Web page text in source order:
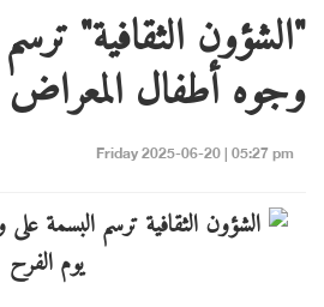
"الشؤون الثقافية"
وجوه أطفال المعراض
Friday 2025-06-20 | 05:27 pm